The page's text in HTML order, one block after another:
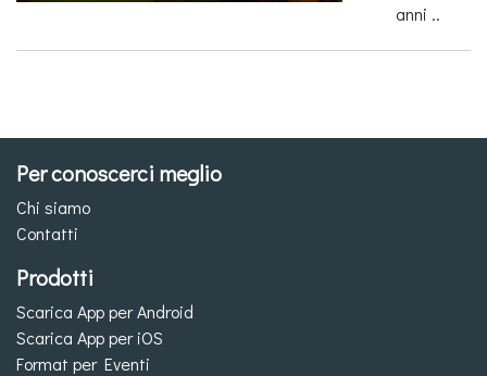
anni ..
Per conoscerci meglio
Chi siamo
Contatti
Prodotti
Scarica App per Android
Scarica App per iOS
Format per Eventi